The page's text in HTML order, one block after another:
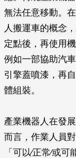
無法任意移動。
人搬運車的概念
定點後，再使用
例如一部協助汽
引擎蓋噴漆，再
體組裝。
產業機器人在發
而言，作業人員
「可以∕正常∕或